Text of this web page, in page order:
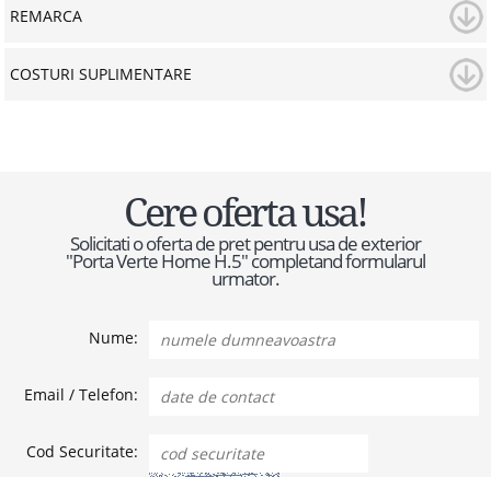
REMARCA
COSTURI SUPLIMENTARE
Cere oferta usa!
Solicitati o oferta de pret pentru usa de exterior
"Porta Verte Home H.5" completand formularul
urmator.
Nume:
Email / Telefon:
Cod Securitate: